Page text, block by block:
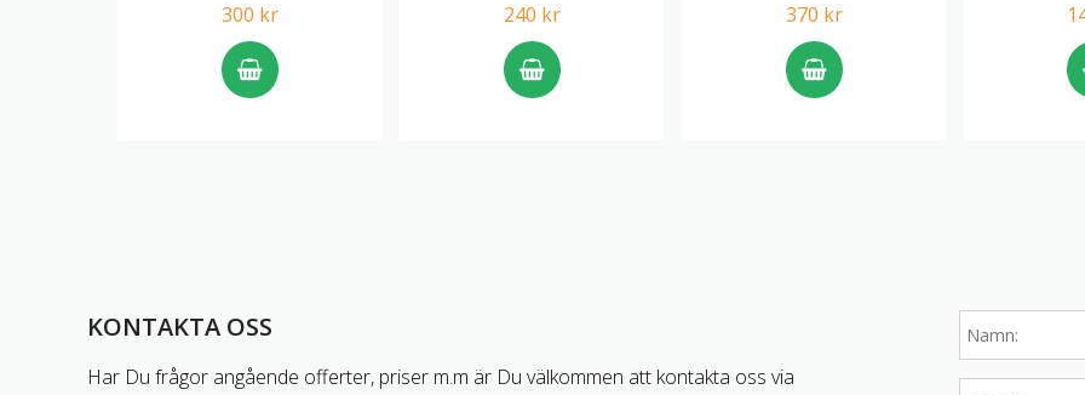
300 kr
240 kr
370 kr
KONTAKTA OSS
Har Du frågor angående offerter, priser m.m är Du välkommen att kontakta oss via